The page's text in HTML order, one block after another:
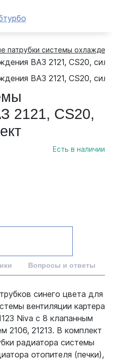
патрубки системы
2121, CS20,
Есть в наличии
Вопросы и ответы
синего цвета для
вентиляции картера
Niva с 8 клапанным
2106, 21213. В комплект
радиатора системы
отопителя (печки),